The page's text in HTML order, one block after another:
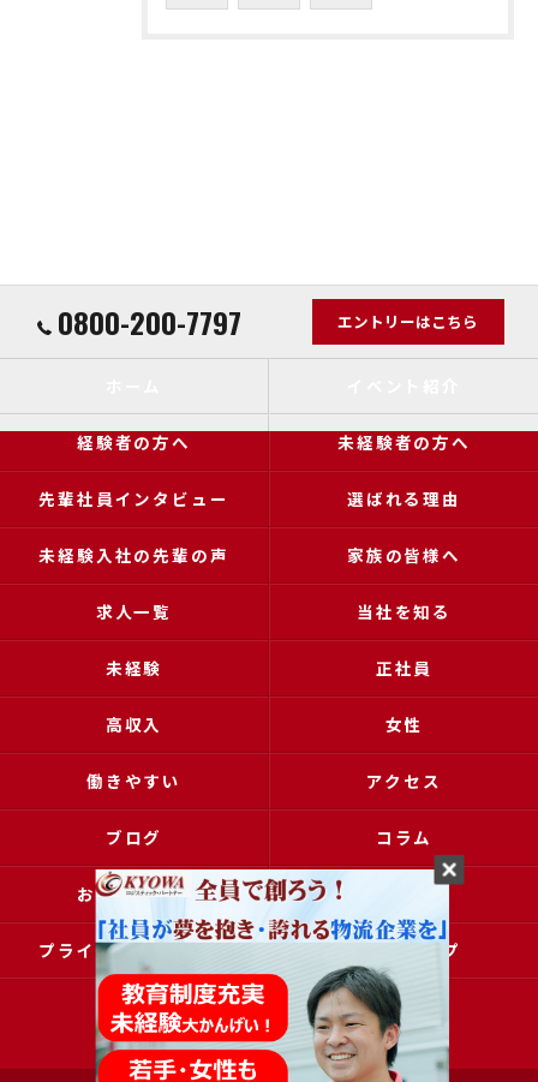
0800-200-7797 エントリーはこちら
経験者の方へ 未経験者の方へ
先輩社員インタビュー 選ばれる理由
未経験入社の先輩の声 家族の皆様へ
求人一覧 当社を知る
未経験 正社員
高収入 女性
働きやすい アクセス
ブログ コラム
お問い合わせ
プライバシーポリシー サイトマップ